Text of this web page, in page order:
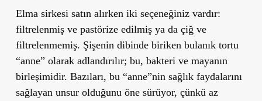
Elma sirkesi satın alırken iki seçeneğiniz vardır:
filtrelenmiş ve pastörize edilmiş ya da çiğ ve
filtrelenmemiş. Şişenin dibinde biriken bulanık tortu
“anne” olarak adlandırılır; bu, bakteri ve mayanın
birleşimidir. Bazıları, bu “anne”nin sağlık faydalarını
sağlayan unsur olduğunu öne sürüyor, çünkü az